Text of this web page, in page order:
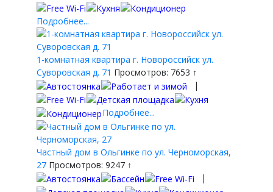
Подробнее...
1-комнатная квартира г. Новороссийск ул.
Суворовская д. 71 Просмотров: 7653 ↑
|
Подробнее...
Частный дом в Ольгинке по ул. Черноморская,
27 Просмотров: 9247 ↑
|